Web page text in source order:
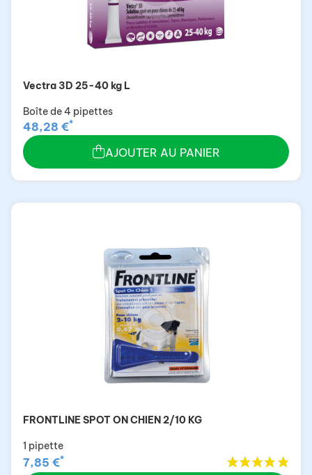
Vectra 3D 25-40 kg L
Boîte de 4 pipettes
48,28 €*
AJOUTER AU PANIER
FRONTLINE SPOT ON CHIEN 2/10 KG
1 pipette
7,85 €*